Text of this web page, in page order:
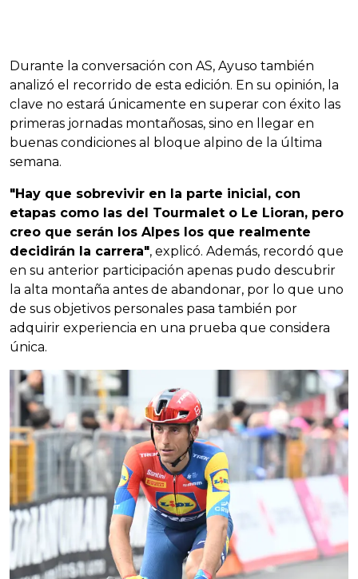
Durante la conversación con AS, Ayuso también
analizó el recorrido de esta edición. En su opinión, la
clave no estará únicamente en superar con éxito las
primeras jornadas montañosas, sino en llegar en
buenas condiciones al bloque alpino de la última
semana.
"Hay que sobrevivir en la parte inicial, con
etapas como las del Tourmalet o Le Lioran, pero
creo que serán los Alpes los que realmente
decidirán la carrera", explicó. Además, recordó que
en su anterior participación apenas pudo descubrir
la alta montaña antes de abandonar, por lo que uno
de sus objetivos personales pasa también por
adquirir experiencia en una prueba que considera
única.